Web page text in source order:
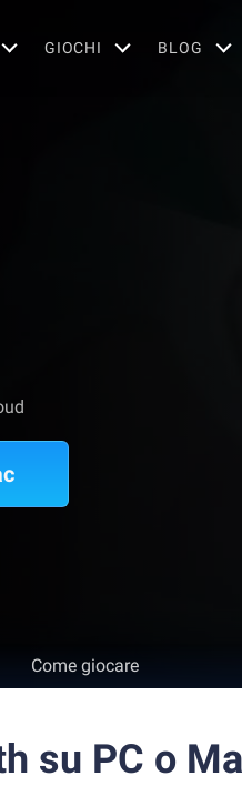
GIOCHI BLOG
Come giocare
su PC o